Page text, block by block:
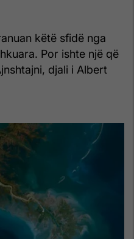
këtë sfidë nga
Por ishte një që
djali i Albert